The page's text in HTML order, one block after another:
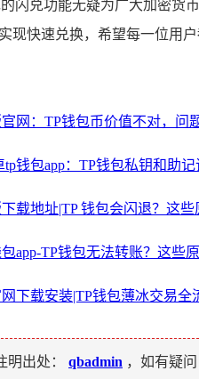
闪兑功能无疑为广大加密货
现快速兑换，希望每一位用
网：TP钱包币价值不对，问
tp钱包app：TP钱包私钥和助
载地址|TP 钱包会闪退？这
app-TP钱包无法转账？这些
下载安装|TP钱包薄冰交易全
明出处： qbadmin ，如有疑